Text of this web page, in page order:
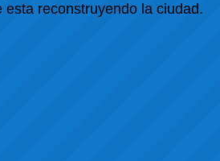
reconstruyendo la ciudad.